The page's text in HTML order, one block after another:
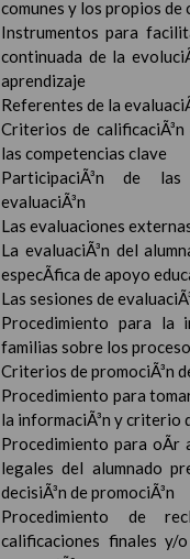
comunes y los propios de
Instrumentos para
continuada de la
aprendizaje
Referentes de la
Criterios de calificaciÃ³n
las competencias clave
ParticipaciÃ³n de
evaluaciÃ³n
Las evaluaciones
La evaluaciÃ³n del
especÃ­fica de apoyo
Las sesiones de
Procedimiento para la
familias sobre los
Criterios de promociÃ³n
Procedimiento para
la informaciÃ³n y criterio
Procedimiento para oÃ­r
legales del alumnado
decisiÃ³n de promociÃ³n
Procedimiento de
calificaciones finales y/